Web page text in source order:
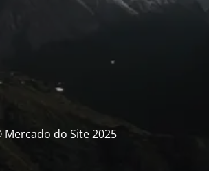
Mercado do Site 2025